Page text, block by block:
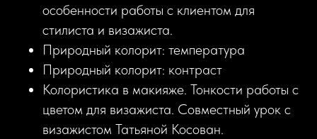
особенности работы с клиентом для
стилиста и визажиста.
Природный колорит: температура
Природный колорит: контраст
Колористика в макияже. Тонкости работы с
цветом для визажиста. Совместный урок с
визажистом Татьяной Косован.